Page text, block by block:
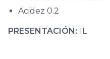
Acidez 0.2
PRESENTACIÓN: 1L